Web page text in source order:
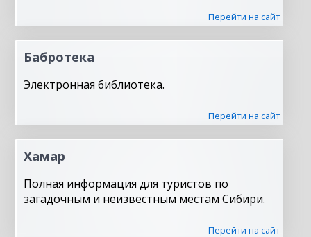
Перейти на сайт
Бабротека
Электронная библиотека.
Перейти на сайт
Хамар
Полная информация для туристов по
загадочным и неизвестным местам Сибири.
Перейти на сайт